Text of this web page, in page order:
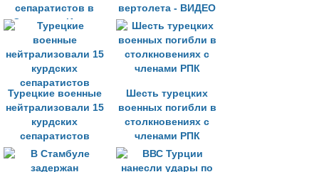
сепаратистов в
Северном Ираке
вертолета - ВИДЕО
Турецкие военные
нейтрализовали 15
курдских
сепаратистов
Шесть турецких
военных погибли в
столкновениях с
членами РПК